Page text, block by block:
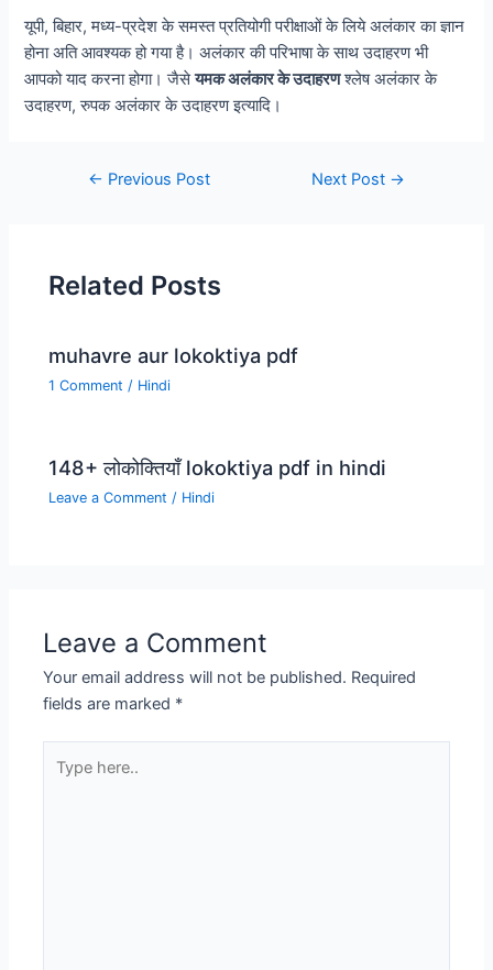
यूपी, बिहार, मध्य-प्रदेश के समस्त प्रतियोगी परीक्षाओं के लिये अलंकार का ज्ञान
होना अति आवश्यक हो गया है। अलंकार की परिभाषा के साथ उदाहरण भी
आपको याद करना होगा। जैसेयमक अलंकार के उदाहरणश्लेष अलंकार के
उदाहरण, रुपक अलंकार के उदाहरण इत्यादि।
← Previous Post Next Post →
Related Posts
muhavre aur lokoktiya pdf
1 Comment / Hindi
148+ लोकोक्तियाँ lokoktiya pdf in hindi
Leave a Comment / Hindi
Leave a Comment
Your email address will not be published. Required
fields are marked *
here..